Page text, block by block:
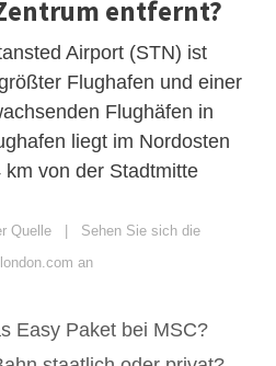
entfernt?
Airport (STN) ist
Flughafen und einer
Flughäfen in
liegt im Nordosten
von der Stadtmitte
Quelle | Sehen Sie sich die
an
Easy Paket bei MSC?